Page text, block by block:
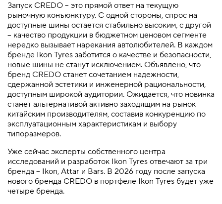
Запуск CREDO – это прямой ответ на текущую
рыночную конъюнктуру. С одной стороны, спрос на
доступные шины остается стабильно высоким, с другой
– качество продукции в бюджетном ценовом сегменте
нередко вызывает нарекания автолюбителей. В каждом
бренде Ikon Tyres заботится о качестве и безопасности,
новые шины не станут исключением. Объявлено, что
бренд CREDO станет сочетанием надежности,
сдержанной эстетики и инженерной рациональности,
доступным широкой аудитории. Ожидается, что новинка
станет альтернативой активно заходящим на рынок
китайским производителям, составив конкуренцию по
эксплуатационным характеристикам и выбору
типоразмеров.
Уже сейчас эксперты собственного центра
исследований и разработок Ikon Tyres отвечают за три
бренда – Ikon, Attar и Bars. В 2026 году после запуска
нового бренда CREDO в портфеле Ikon Tyres будет уже
четыре бренда.